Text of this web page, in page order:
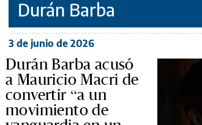
Durán Barba
3 de junio de 2026
Durán Barba acusó
a Mauricio Macri de
convertir “a un
movimiento de